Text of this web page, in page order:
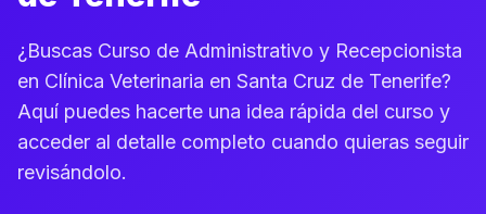
¿Buscas Curso de Administrativo y Recepcionista
en Clínica Veterinaria en Santa Cruz de Tenerife?
Aquí puedes hacerte una idea rápida del curso y
acceder al detalle completo cuando quieras seguir
revisándolo.